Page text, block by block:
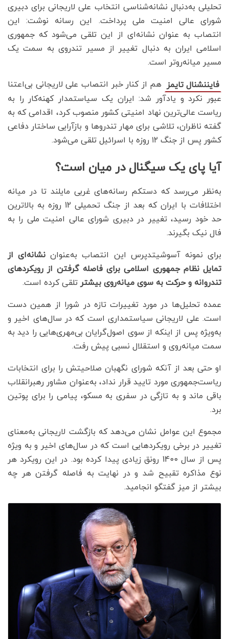
تحلیلی به‌دنبال نشانه‌شناسی انتخاب علی لاریجانی برای دبیری
شورای عالی امنیت ملی پرداخت. این رسانه نوشت: این
انتصاب به عنوان نشانه‌ای از این تلقی می‌شود که جمهوری
اسلامی ایران به دنبال تغییر از مسیر تندروی به سمت یک
مسیر میانه‌روتر است.
فایننشنال تایمز هم از کنار خبر انتصاب علی لاریجانی بی‌اعتنا
عبور نکرد و یادآور شد: ایران یک سیاستمدار کهنه‌کار را به
ریاست عالی‌ترین نهاد امنیتی کشور منصوب کرد، اقدامی که به
گفته ناظران، تلاشی برای مهار تندروها و بازآرایی ساختار دفاعی
کشور پس از جنگ ۱۲ روزه با اسرائیل تلقی می‌شود.
آیا پای یک سیگنال در میان است؟
به‌نظر می‌رسد که دستکم رسانه‌های غربی مایلند تا در میانه
اختلافات با ایران که بعد از جنگ تحمیلی 12 روزه به بالاترین
حد خود رسید،‌ تغییر در دبیری شورای عالی امنیت ملی را به
فال نیک بگیرند.
برای نمونه آسوشیتدپرس این انتصاب به‌عنوان نشانه‌ای از
تمایل نظام جمهوری اسلامی برای فاصله گرفتن از رویکردهای
تندروانه و حرکت به سوی میانه‌روی بیشتر تلقی کرده است.
عمده تحلیل‌ها در مورد تغییرات تازه در شورا از همین دست
است. علی لاریجانی سیاستمداری است که در سال‌های اخیر و
به‌ویژه پس از اینکه از سوی اصول‌گرایان بی‌مهری‌هایی را دید به
سمت میانه‌روی و استقلال نسبی پیش رفت.
او حتی بعد از آنکه شورای نگهبان صلاحیتش را برای انتخابات
ریاست‌جمهوری مورد تایید قرار نداد، به‌عنوان مشاور رهبرانقلاب
باقی ماند و به تازگی در سفری به مسکو، پیامی را برای پوتین
برد.
مجموع این عوامل نشان می‌دهد که بازگشت لاریجانی به‌معنای
تغییر در برخی رویکردهایی است که در سال‌های اخیر و به ویژه
پس از سال 1400 رونق زیادی پیدا کرده بود. در این رویکرد هر
نوع مذاکره تقبیح شد و در نهایت به فاصله گرفتن هر چه
بیشتر از میز گفتگو انجامید.